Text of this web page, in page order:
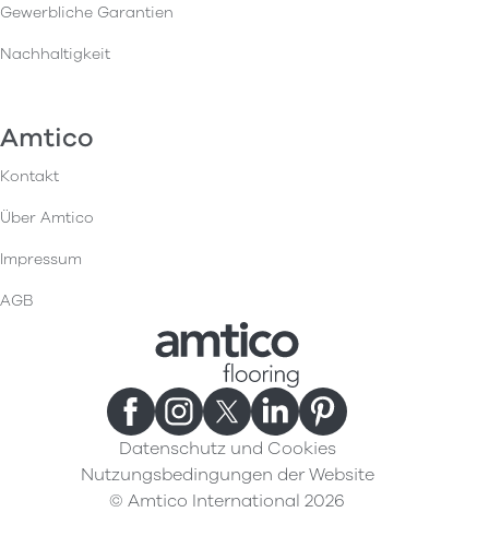
Gewerbliche Garantien
Nachhaltigkeit
Amtico
Kontakt
Über Amtico
Impressum
AGB
Datenschutz und Cookies
Nutzungsbedingungen der Website
© Amtico International 2026